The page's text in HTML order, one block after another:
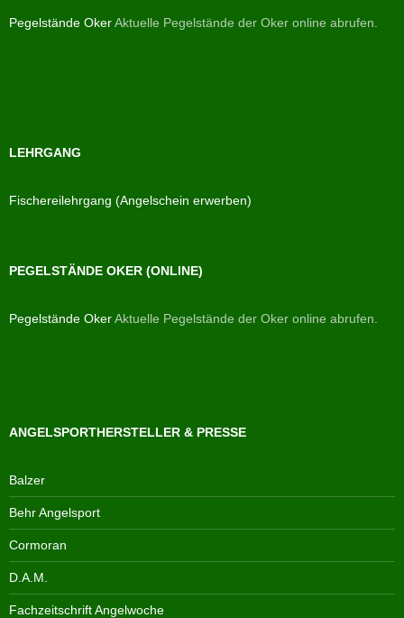
Pegelstände OkerAktuelle Pegelstände der Oker online abrufen.
LEHRGANG
Fischereilehrgang (Angelschein erwerben)
PEGELSTÄNDE OKER (ONLINE)
Pegelstände OkerAktuelle Pegelstände der Oker online abrufen.
ANGELSPORTHERSTELLER & PRESSE
Balzer
Behr Angelsport
Cormoran
D.A.M.
Fachzeitschrift Angelwoche